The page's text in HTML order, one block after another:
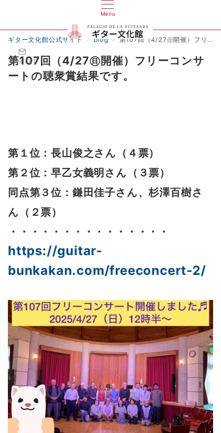
Menu
CONTACT
ギター文化館公式サイト blog 第107回（4/27㊐開催）フリーコンサートの聴衆賞結果です。
第107回（4/27㊐開催）フリーコンサ
ートの聴衆賞結果です。
第１位：長山俊之さん（４票）
第２位：早乙女義明さん（３票）
同点第３位：鎌田佳子さん、杉澤百樹さ
ん（２票）
・・・・・・・・・・・・・・・
https://guitar-
bunkakan.com/freeconcert-2/